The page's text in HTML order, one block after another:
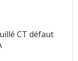
CT défaut